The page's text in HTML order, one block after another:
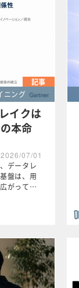
記事
ニング
イクは
本命
2026/07/01
データレ
盤は、用
がって…